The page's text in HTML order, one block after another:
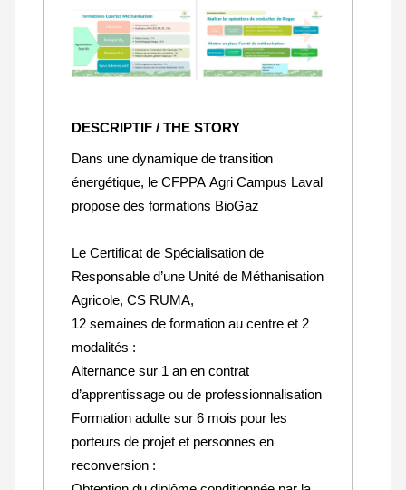
DESCRIPTIF / THE STORY
Dans une dynamique de transition
énergétique, le CFPPA Agri Campus Laval
propose des formations BioGaz
Le Certificat de Spécialisation de
Responsable d’une Unité de Méthanisation
Agricole, CS RUMA,
12 semaines de formation au centre et 2
modalités :
Alternance sur 1 an en contrat
d’apprentissage ou de professionnalisation
Formation adulte sur 6 mois pour les
porteurs de projet et personnes en
reconversion :